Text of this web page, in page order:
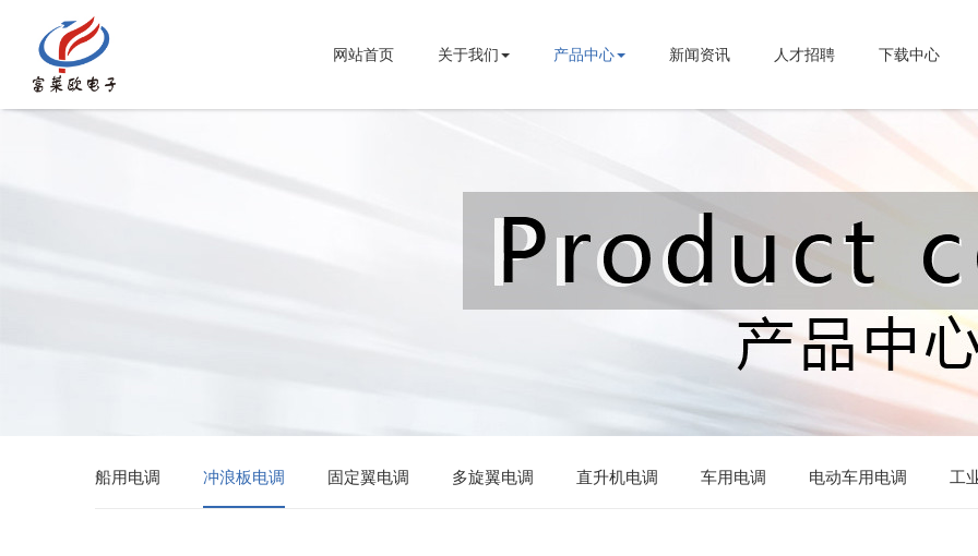
网站首页 关于我们 产品中心 新闻资讯 人才招聘 下载中心
船用电调 冲浪板电调 固定翼电调 多旋翼电调 直升机电调 车用电调 电动车用电调 工